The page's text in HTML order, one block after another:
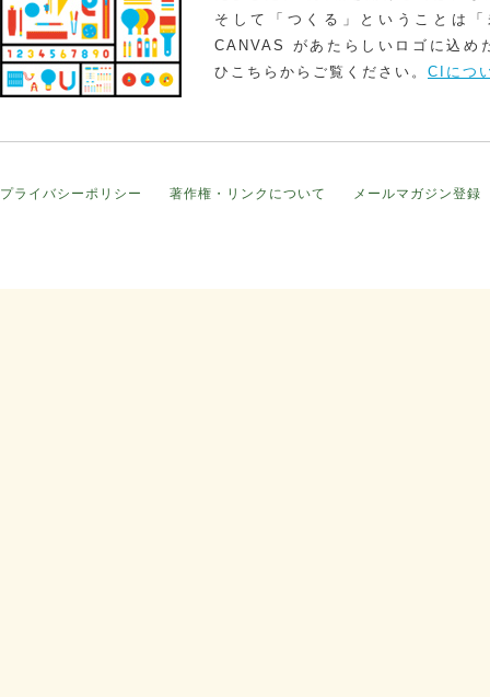
そして「つくる」ということは
CANVAS があたらしいロゴに込め
ひこちらからご覧ください。 CIにつ
プライバシーポリシー 著作権・リンクについて メールマガジン登録